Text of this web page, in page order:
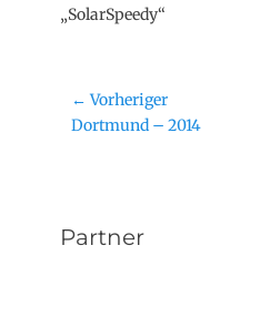
„SolarSpeedy“
Beitragsnavigation
← Vorheriger
Vorheriger
Dortmund – 2014
Partner